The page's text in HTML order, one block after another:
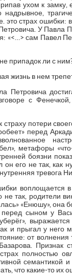
ухом к
это страх
У Павла
«<…> сам Павел
припадок ли с
жизнь в нем
Петровича
с
потери
перед
метафоры
боязни
он его не так,
тревога
воплощается
так, родители
«Енюшу», она
перед сыном у
и прыгал у
от
Признак
полностью
семантикой
что какие-то